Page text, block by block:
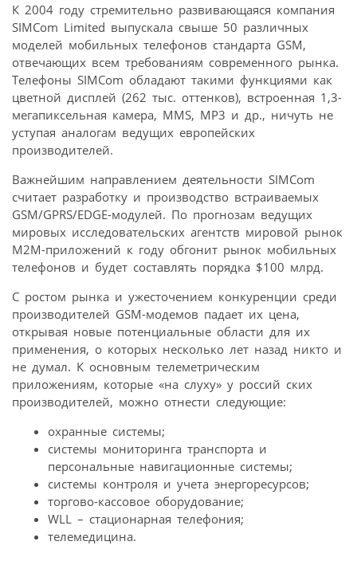
К 2004 году стремительно развивающаяся компания
SIMCom Limited выпускала свыше 50 различных
моделей мобильных телефонов стандарта GSM,
отвечающих всем требованиям современного рынка.
Телефоны SIMCom обладают такими функциями как
цветной дисплей (262 тыс. оттенков), встроенная 1,3-
мегапиксельная камера, MMS, MP3 и др., ничуть не
уступая аналогам ведущих европейских
производителей.
Важнейшим направлением деятельности SIMCom
считает разработку и производство встраиваемых
GSM/GPRS/EDGE-модулей. По прогнозам ведущих
мировых исследовательских агентств мировой рынок
M2M-приложений к году обгонит рынок мобильных
телефонов и будет составлять порядка $100 млрд.
С ростом рынка и ужесточением конкуренции среди
производителей GSM-модемов падает их цена,
открывая новые потенциальные области для их
применения, о которых несколько лет назад никто и
не думал. К основным телеметрическим
приложениям, которые «на слуху» у россий ских
производителей, можно отнести следующие:
охранные системы;
системы мониторинга транспорта и
персональные навигационные системы;
системы контроля и учета энергоресурсов;
торгово-кассовое оборудование;
WLL – стационарная телефония;
телемедицина.